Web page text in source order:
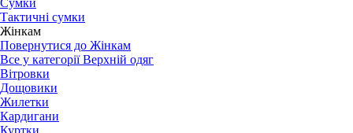
Сумки
Тактичні сумки
Жінкам
Повернутися до Жінкам
Все у категорії Верхній одяг
Вітровки
Дощовики
Жилетки
Кардигани
Куртки